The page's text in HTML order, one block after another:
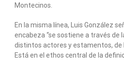
Montecinos.
En la misma línea, Luis González
encabeza “se sostiene a través de
distintos actores y estamentos, de
Está en el ethos central de la